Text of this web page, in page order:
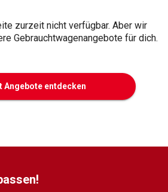
zurzeit nicht verfügbar. Aber wir
Gebrauchtwagenangebote für dich.
Angebote entdecken